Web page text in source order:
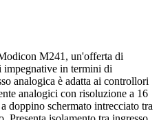
M241, un'offerta di
in termini di
analogica è adatta ai controllori
analogici con risoluzione a 16
doppino schermato intrecciato tra